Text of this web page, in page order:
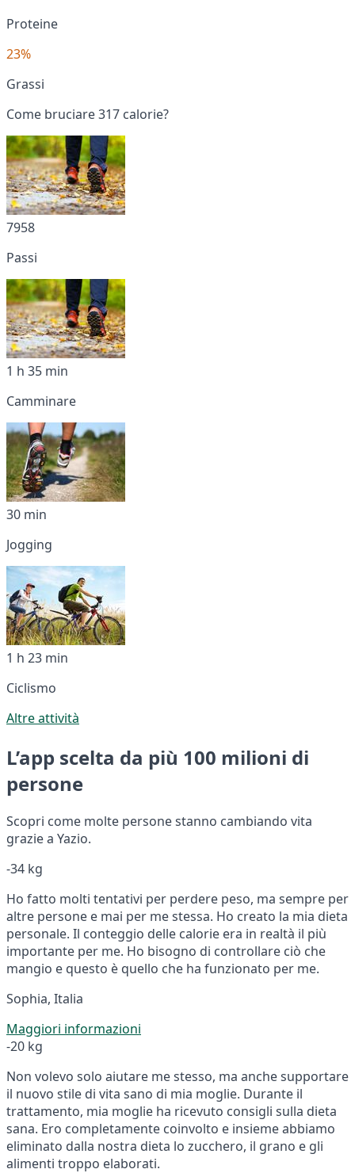
Proteine
23%
Grassi
Come bruciare 317 calorie?
7958
Passi
1 h 35 min
Camminare
30 min
Jogging
1 h 23 min
Ciclismo
Altre attività
L’app scelta da più 100 milioni di
persone
Scopri come molte persone stanno cambiando vita
grazie a Yazio.
-34 kg
Ho fatto molti tentativi per perdere peso, ma sempre per
altre persone e mai per me stessa. Ho creato la mia dieta
personale. Il conteggio delle calorie era in realtà il più
importante per me. Ho bisogno di controllare ciò che
mangio e questo è quello che ha funzionato per me.
Sophia, Italia
Maggiori informazioni
-20 kg
Non volevo solo aiutare me stesso, ma anche supportare
il nuovo stile di vita sano di mia moglie. Durante il
trattamento, mia moglie ha ricevuto consigli sulla dieta
sana. Ero completamente coinvolto e insieme abbiamo
eliminato dalla nostra dieta lo zucchero, il grano e gli
alimenti troppo elaborati.